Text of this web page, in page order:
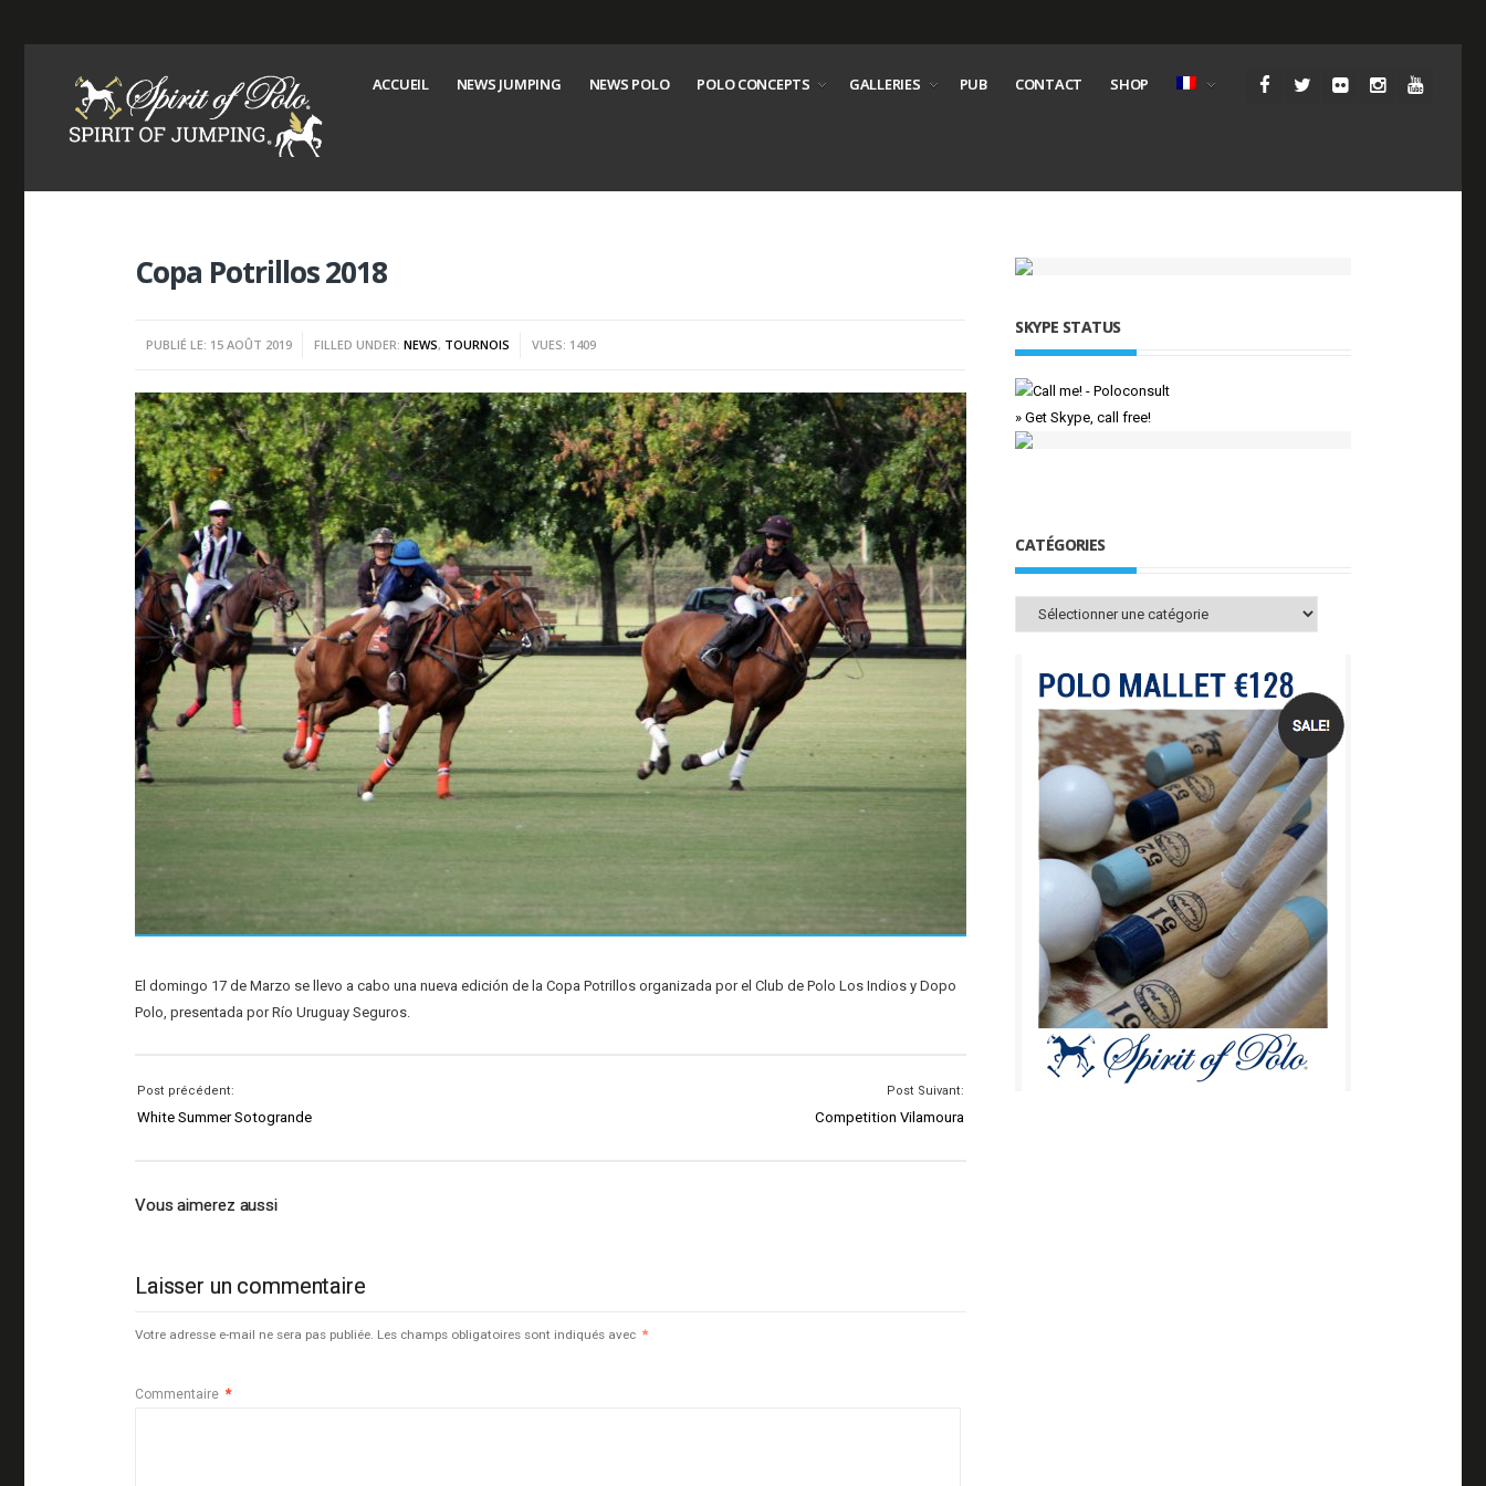
ACCUEIL NEWS JUMPING NEWS POLO POLO CONCEPTS GALLERIES PUB CONTACT SHOP
Copa Potrillos 2018
PUBLIÉ LE: 15 AOÛT 2019 FILLED UNDER:NEWS, TOURNOIS VUES: 1409
El domingo 17 de Marzo se llevo a cabo una nueva edición de la Copa Potrillos organizada por el Club de Polo Los Indios y Dopo
Polo, presentada por Río Uruguay Seguros.
Post précédent:
White Summer Sotogrande
Post Suivant:
Competition Vilamoura
Vous aimerez aussi
Laisser un commentaire
Votre adresse e-mail ne sera pas publiée. Les champs obligatoires sont indiqués avec *
Commentaire *
SKYPE STATUS
» Get Skype, call free!
CATÉGORIES
Catégories